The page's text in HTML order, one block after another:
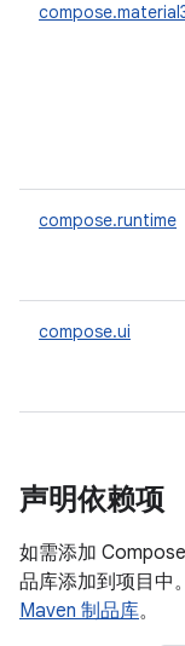
compose.runtime
compose.ui
声明依赖项
如需添加
品库添加到项目中
Maven 制品库。